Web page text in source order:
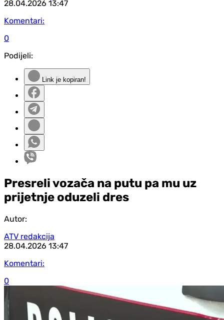
28.04.2026 13:47
Komentari:
0
Podijeli:
Link je kopiran!
Presreli vozača na putu pa mu uz
prijetnje oduzeli dres
Autor:
ATV redakcija
28.04.2026 13:47
Komentari:
0